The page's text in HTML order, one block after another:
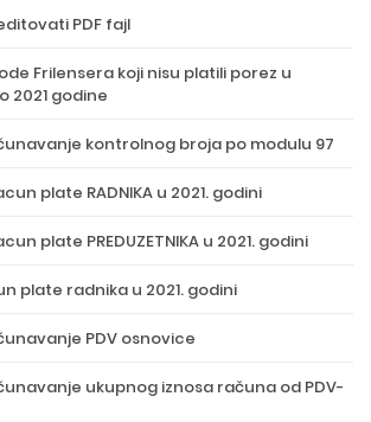
PDF fajl
Frilensera koji nisu platili porez u
2021 godine
kontrolnog broja po modulu 97
plate RADNIKA u 2021. godini
plate PREDUZETNIKA u 2021. godini
plate radnika u 2021. godini
PDV osnovice
ukupnog iznosa računa od PDV-